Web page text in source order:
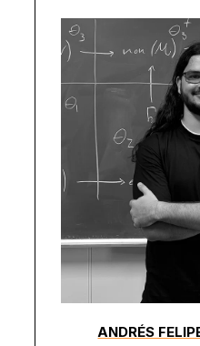
ANDRÉS